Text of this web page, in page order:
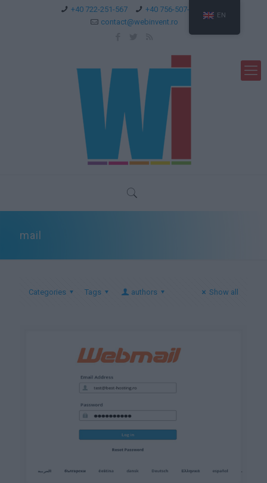
+40 722-251-567
+40 756-507-744
contact@webinvent.ro
mail
Categories Tags authors Show all
EN